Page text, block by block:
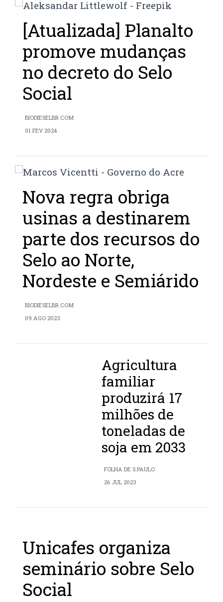
[Atualizada] Planalto
promove mudanças
no decreto do Selo
Social
BIODIESELBR.COM
01 FEV 2024
Nova regra obriga
usinas a destinarem
parte dos recursos do
Selo ao Norte,
Nordeste e Semiárido
BIODIESELBR.COM
09 AGO 2023
Agricultura
familiar
produzirá 17
milhões de
toneladas de
soja em 2033
FOLHA DE S.PAULO
26 JUL 2023
Unicafes organiza
seminário sobre Selo
Social